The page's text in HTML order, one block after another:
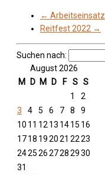
← Arbeitseinsatz
Reitfest 2022 →
Suchen nach:
August 2026
M
D M D F S S
1
2
3
4 5 6 7 8
9
10 11 12 13 1415 16
1718 192021 2223
24252627282930
31